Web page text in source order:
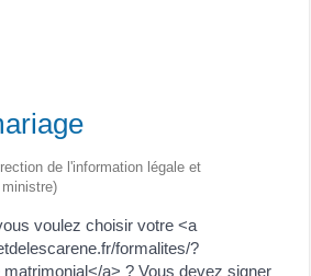
de l'information légale et
voulez choisir votre <a
formalites/?
a> ? Vous devez signer